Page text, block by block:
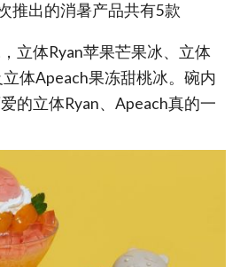
推出的消暑产品共有5款
立体Ryan苹果芒果冰、立体
体Apeach果冻甜桃冰。碗内
的立体Ryan、Apeach真的一